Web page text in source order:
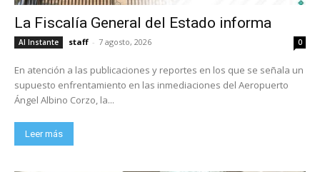
La Fiscalía General del Estado informa
Al Instante staff - 7 agosto, 2026 0
En atención a las publicaciones y reportes en los que se señala un
supuesto enfrentamiento en las inmediaciones del Aeropuerto
Ángel Albino Corzo, la...
Leer más